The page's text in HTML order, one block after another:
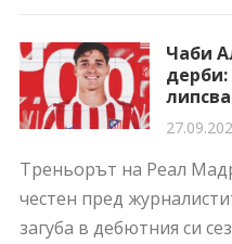
Чаби
Треньорът на Реал
честен пред
загуба в дебютния си